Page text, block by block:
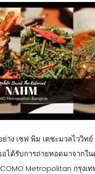
าง เชฟ พิม เตชะมวลไววิท
ได้รับการถ่ายทอดมาจากใ
Metropolitan กรุงเ